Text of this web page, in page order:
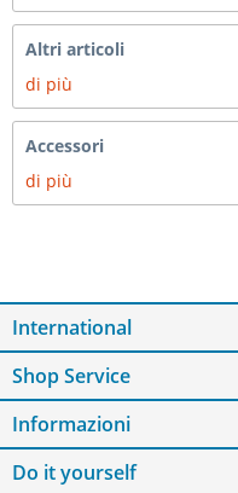
Altri articoli
di più
Accessori
di più
International
Shop Service
Informazioni
Do it yourself